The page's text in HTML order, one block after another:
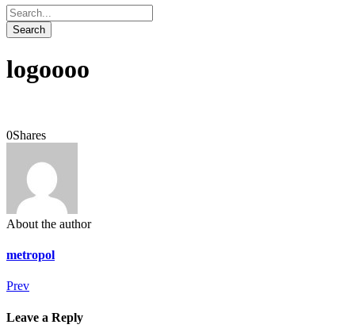
logoooo
0Shares
About the author
metropol
Prev
Leave a Reply